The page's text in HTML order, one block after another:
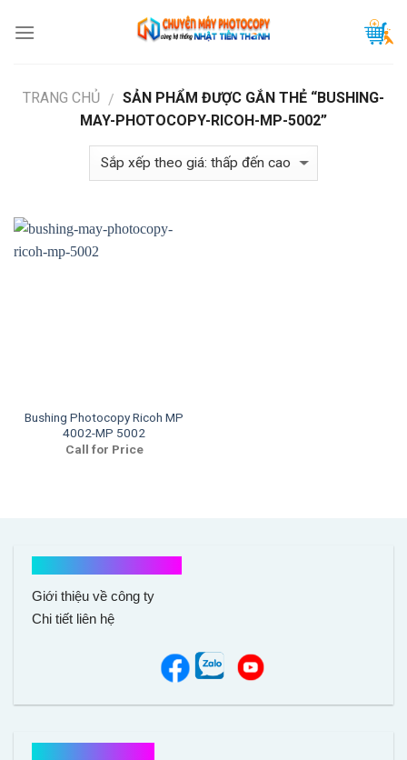
TRANG CHỦ / SẢN PHẨM ĐƯỢC GẮN THẺ “BUSHING-
MAY-PHOTOCOPY-RICOH-MP-5002”
Bushing Photocopy Ricoh MP
4002-MP 5002
Call for Price
Giới thiệu về công ty
Chi tiết liên hệ